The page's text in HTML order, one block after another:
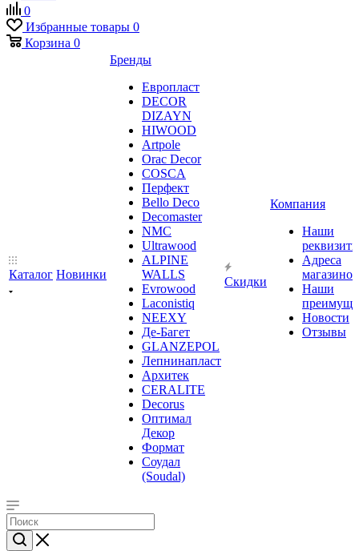
0
Избранные товары 0
Корзина 0
Каталог Новинки
Бренды
Европласт
DECOR
DIZAYN
HIWOOD
Artpole
Orac Decor
COSCA
Перфект
Bello Deco
Decomaster
NMС
Ultrawood
ALPINE
WALLS
Evrowood
Laconistiq
NEEXY
Де-Багет
GLANZEPOL
Лепнинапласт
Архитек
CERALITE
Decorus
Оптимал
Декор
Формат
Соудал
(Soudal)
Скидки
Компания
Наши
Адреса
магазинов
Наши
Новости
Отзывы